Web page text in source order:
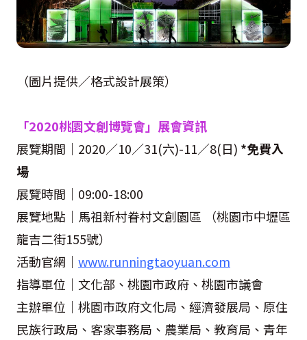
（圖片提供／格式設計展策）
「2020桃園文創博覽會」展會資訊
展覽期間｜2020／10／31(六)-11／8(日) *免費入
場
展覽時間｜09:00-18:00
展覽地點｜馬祖新村眷村文創園區 （桃園市中壢區
龍吉二街155號）
活動官網｜ www.runningtaoyuan.com
指導單位｜文化部、桃園市政府、桃園市議會
主辦單位｜桃園市政府文化局、經濟發展局、原住
民族行政局、客家事務局、農業局、教育局、青年